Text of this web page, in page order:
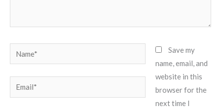
Name*
Email*
Save my
name, email, and
website in this
browser for the
next time I